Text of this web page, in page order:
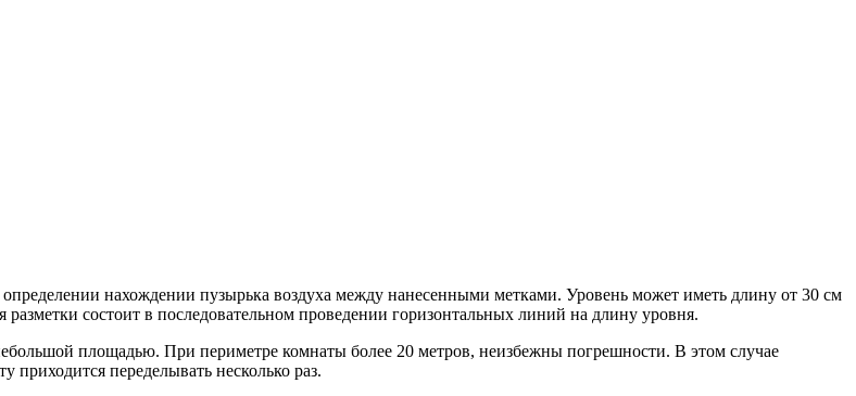
нахождении пузырька воздуха между нанесенными метками. Уровень может иметь длину от 30 см
состоит в последовательном проведении горизонтальных линий на длину уровня.
площадью. При периметре комнаты более 20 метров, неизбежны погрешности. В этом случае
приходится переделывать несколько раз.